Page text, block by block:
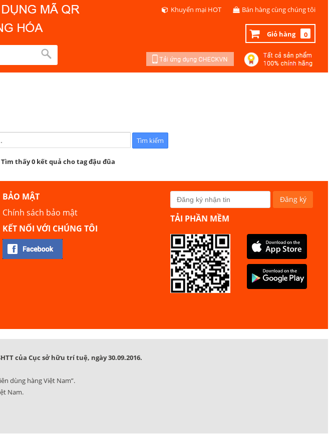
Khuyến mại HOT Bán hàng cùng chúng tôi
Giỏ hàng 0
Tìm thấy 0 kết quả cho tag đậu đũa
BẢO MẬT
Chính sách bảo mật
KẾT NỐI VỚI CHÚNG TÔI
TẢI PHẦN MỀM
của Cục sở hữu trí tuệ, ngày 30.09.2016.
dùng hàng Việt Nam”.
Nam.